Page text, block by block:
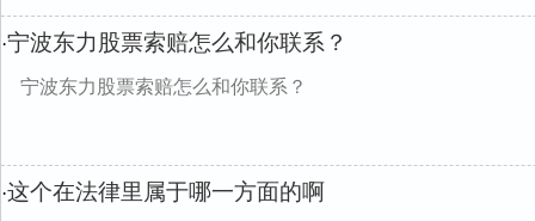
·宁波东力股票索赔怎么和你联系？
宁波东力股票索赔怎么和你联系？
·这个在法律里属于哪一方面的啊